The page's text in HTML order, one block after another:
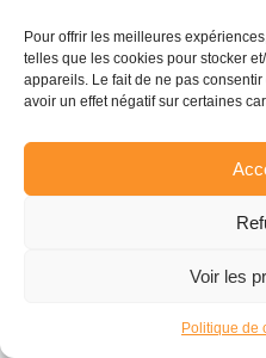
Pour offrir les meilleures
telles que les cookies pour stocker
appareils. Le fait de ne pas
avoir un effet négatif sur certaines
Voir les
Politique de
TÉLÉPHONE
Comité de jumelage de
Londres). Le jumelage a été
SECTEUR D’INTERVENTION